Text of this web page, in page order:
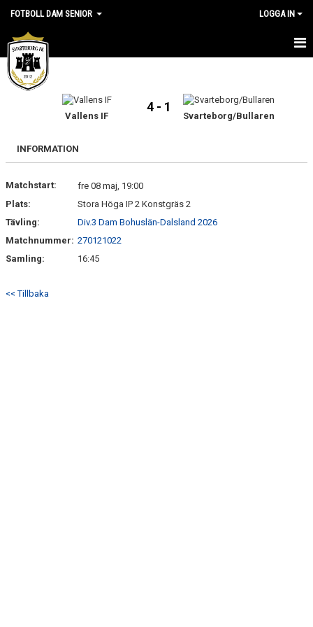
FOTBOLL DAM SENIOR LOGGA IN
HEM
TRUPPEN
GÄSTBOK
BILDGALLERI
Vallens IF
4 - 1
Svarteborg/Bullaren
INFORMATION
Matchstart:
fre 08 maj, 19:00
Plats:
Stora Höga IP 2 Konstgräs 2
Tävling:
Div.3 Dam Bohuslän-Dalsland 2026
Matchnummer: 270121022
Samling:
16:45
<< Tillbaka